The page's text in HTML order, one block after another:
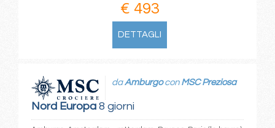
€ 493
DETTAGLI
Nord Europa8 giorni
daAmburgocon MSC Preziosa